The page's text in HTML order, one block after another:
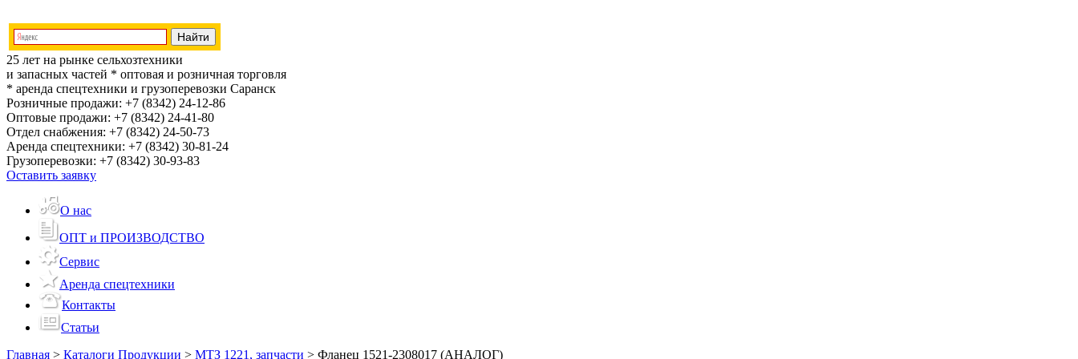
25 лет на рынке сельхозтехники
и запасных частей * оптовая и розничная торговля
* аренда спецтехники и грузоперевозки Саранск
Розничные продажи: +7 (8342) 24-12-86
Оптовые продажи: +7 (8342) 24-41-80
Отдел снабжения: +7 (8342) 24-50-73
Аренда спецтехники: +7 (8342) 30-81-24
Грузоперевозки: +7 (8342) 30-93-83
Оставить заявку
О нас
ОПТ и ПРОИЗВОДСТВО
Сервис
Аренда спецтехники
Контакты
Статьи
Главная > Каталоги Продукции > МТЗ 1221, запчасти > Фланец 1521-2308017 (АНАЛОГ)